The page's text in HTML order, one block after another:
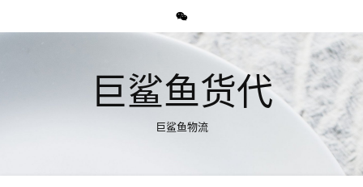
巨鲨鱼货代
巨鲨鱼物流